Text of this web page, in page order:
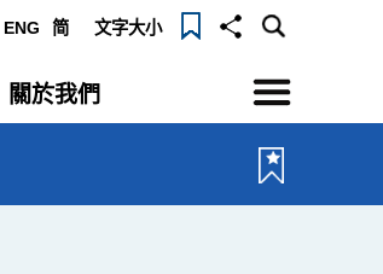
ENG 简 文字大小
關於我們
展
選
單